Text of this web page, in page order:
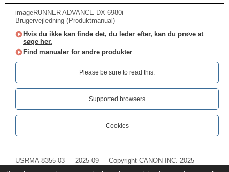
imageRUNNER ADVANCE DX 6980i
Brugervejledning (Produktmanual)
Hvis du ikke kan finde det, du leder efter, kan du prøve at
søge her.
Find manualer for andre produkter
Please be sure to read this.‎
Supported browsers
Cookies
USRMA-8355-03 2025-09 Copyright CANON INC. 2025